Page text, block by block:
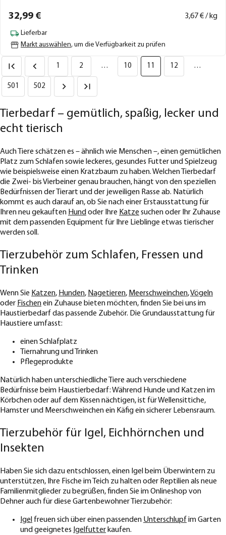
32,99 € 3,67€ / kg
Lieferbar
Markt auswählen, um die Verfügbarkeit zu prüfen
1 2 … 10 11 12 …
501 502
Tierbedarf – gemütlich, spaßig, lecker und
echt tierisch
Auch Tiere schätzen es – ähnlich wie Menschen –, einen gemütlichen
Platz zum Schlafen sowie leckeres, gesundes Futter und Spielzeug
wie beispielsweise einen Kratzbaum zu haben. Welchen Tierbedarf
die Zwei- bis Vierbeiner genau brauchen, hängt von den speziellen
Bedürfnissen der Tierart und der jeweiligen Rasse ab. Natürlich
kommt es auch darauf an, ob Sie nach einer Erstausstattung für
Ihren neu gekauften Hundoder Ihre Katze suchen oder Ihr Zuhause
mit dem passenden Equipment für Ihre Lieblinge etwas tierischer
werden soll.
Tierzubehör zum Schlafen, Fressen und
Trinken
Wenn Sie Katzen, Hunden, Nagetieren, Meerschweinchen,Vögeln
oder Fischenein Zuhause bieten möchten, finden Sie bei uns im
Haustierbedarf das passende Zubehör. Die Grundausstattung für
Haustiere umfasst:
einen Schlafplatz
Tiernahrung und Trinken
Pflegeprodukte
Natürlich haben unterschiedliche Tiere auch verschiedene
Bedürfnisse beim Haustierbedarf: Während Hunde und Katzen im
Körbchen oder auf dem Kissen nächtigen, ist für Wellensittiche,
Hamster und Meerschweinchen ein Käfig ein sicherer Lebensraum.
Tierzubehör für Igel, Eichhörnchen und
Insekten
Haben Sie sich dazu entschlossen, einen Igel beim Überwintern zu
unterstützen, Ihre Fische im Teich zu halten oder Reptilien als neue
Familienmitglieder zu begrüßen, finden Sie im Onlineshop von
Dehner auch für diese Gartenbewohner Tierzubehör:
Igel freuen sich über einen passenden Unterschlupf im Garten
und geeignetes Igelfutter kaufen.